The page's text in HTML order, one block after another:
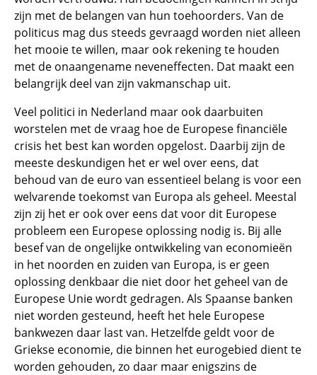
zijn met de belangen van hun toehoorders. Van de
politicus mag dus steeds gevraagd worden niet alleen
het mooie te willen, maar ook rekening te houden
met de onaangename neveneffecten. Dat maakt een
belangrijk deel van zijn vakmanschap uit.
Veel politici in Nederland maar ook daarbuiten
worstelen met de vraag hoe de Europese financiële
crisis het best kan worden opgelost. Daarbij zijn de
meeste deskundigen het er wel over eens, dat
behoud van de euro van essentieel belang is voor een
welvarende toekomst van Europa als geheel. Meestal
zijn zij het er ook over eens dat voor dit Europese
probleem een Europese oplossing nodig is. Bij alle
besef van de ongelijke ontwikkeling van economieën
in het noorden en zuiden van Europa, is er geen
oplossing denkbaar die niet door het geheel van de
Europese Unie wordt gedragen. Als Spaanse banken
niet worden gesteund, heeft het hele Europese
bankwezen daar last van. Hetzelfde geldt voor de
Griekse economie, die binnen het eurogebied dient te
worden gehouden, zo daar maar enigszins de